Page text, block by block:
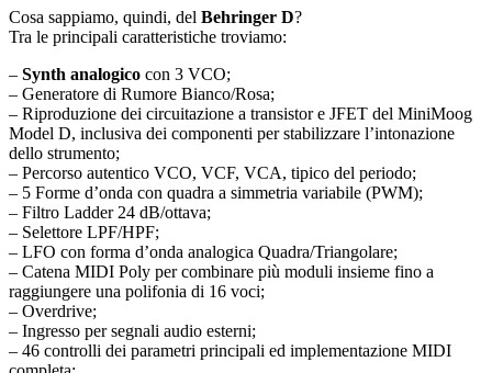
Cosa sappiamo, quindi, del Behringer D?
Tra le principali caratteristiche troviamo:
– Synth analogico con 3 VCO;
– Generatore di Rumore Bianco/Rosa;
– Riproduzione dei circuitazione a transistor e JFET del MiniMoog
Model D, inclusiva dei componenti per stabilizzare l’intonazione
dello strumento;
– Percorso autentico VCO, VCF, VCA, tipico del periodo;
– 5 Forme d’onda con quadra a simmetria variabile (PWM);
– Filtro Ladder 24 dB/ottava;
– Selettore LPF/HPF;
– LFO con forma d’onda analogica Quadra/Triangolare;
– Catena MIDI Poly per combinare più moduli insieme fino a
raggiungere una polifonia di 16 voci;
– Overdrive;
– Ingresso per segnali audio esterni;
– 46 controlli dei parametri principali ed implementazione MIDI